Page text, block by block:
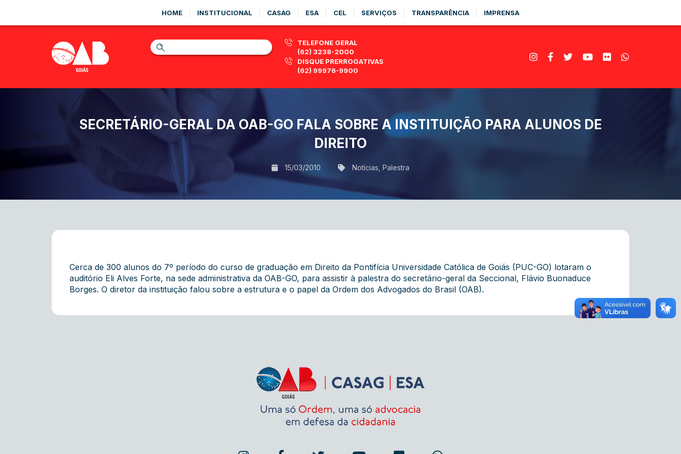
HOME INSTITUCIONAL CASAG ESA CEL SERVIÇOS TRANSPARÊNCIA IMPRENSA
TELEFONE GERAL
(62) 3238-2000
DISQUE PRERROGATIVAS
(62) 99976-9900
SECRETÁRIO-GERAL DA OAB-GO FALA SOBRE A INSTITUIÇÃO PARA ALUNOS DE
DIREITO
15/03/2010 Notícias Palestra
Cerca de 300 alunos do 7º período do curso de graduação em Direito da Pontifícia Universidade Católica de Goiás (PUC-GO) lotaram o
auditório Eli Alves Forte, na sede administrativa da OAB-GO, para assistir à palestra do secretário-geral da Seccional, Flávio Buonaduce
Borges. O diretor da instituição falou sobre a estrutura e o papel da Ordem dos Advogados do Brasil (OAB).